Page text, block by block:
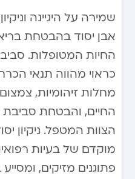
שמירה על היגיינה
אבן יסוד בהבטחת
החיות המטופלות.
כראוי מהווה תנאי
מחלות זיהומיות,
החיים, והבטחת
הצוות המטפל. ניקיון
מוקדם של בעיות
פתוגנים מזיקים,